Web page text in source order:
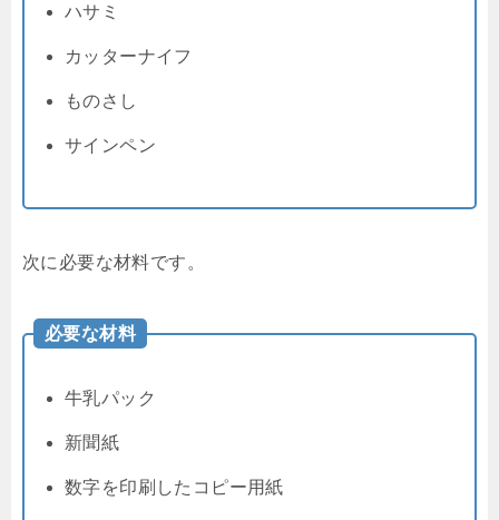
ハサミ
カッターナイフ
ものさし
サインペン
次に必要な材料です。
必要な材料
牛乳パック
新聞紙
数字を印刷したコピー用紙